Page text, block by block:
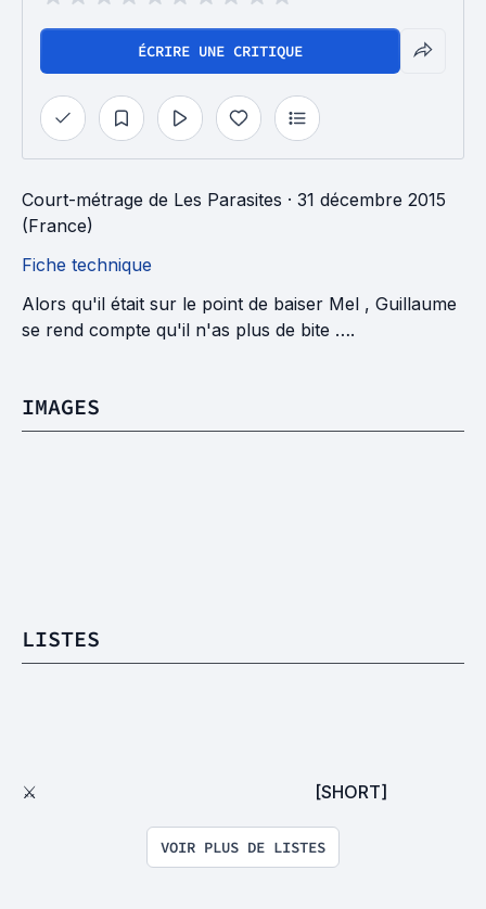
ÉCRIRE UNE CRITIQUE
Court-métrage de Les Parasites · 31 décembre 2015
(France)
Fiche technique
Alors qu'il était sur le point de baiser Mel , Guillaume
se rend compte qu'il n'as plus de bite ….
IMAGES
LISTES
⚔ [SHORT]
VOIR PLUS DE LISTES